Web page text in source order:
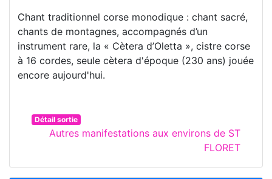
Chant traditionnel corse monodique : chant sacré,
chants de montagnes, accompagnés d’un
instrument rare, la « Cètera d’Oletta », cistre corse
à 16 cordes, seule cètera d'époque (230 ans) jouée
encore aujourd'hui.
Détail sortie
Autres manifestations aux environs de ST
FLORET